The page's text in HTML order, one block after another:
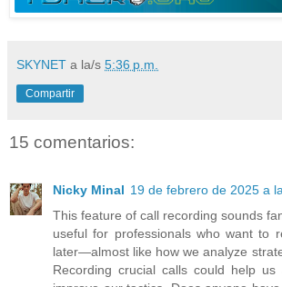
SKYNET a la/s 5:36 p.m.
Compartir
15 comentarios:
Nicky Minal 19 de febrero de 2025 a
This feature of call recording sounds
useful for professionals who want to
later—almost like how we analyze
Recording crucial calls could help us